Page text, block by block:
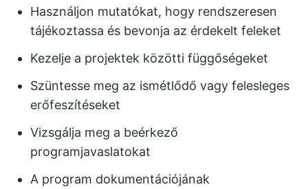
Használjon mutatókat, hogy rendszeresen
tájékoztassa és bevonja az érdekelt feleket
Kezelje a projektek közötti függőségeket
Szüntesse meg az ismétlődő vagy felesleges
erőfeszítéseket
Vizsgálja meg a beérkező
programjavaslatokat
A program dokumentációjának